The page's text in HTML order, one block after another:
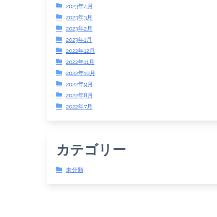
2023年4月
2023年3月
2023年2月
2023年1月
2022年12月
2022年11月
2022年10月
2022年9月
2022年8月
2022年7月
カテゴリー
未分類